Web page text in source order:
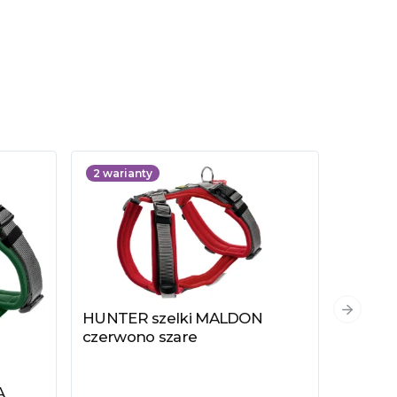
2 warianty
Zobacz produkt
HUNTER szelki MALDON
czerwono szare